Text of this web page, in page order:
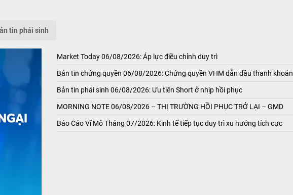
tin phái sinh
Market Today 06/08/2026: Áp lực điều chỉnh duy trì
Bản tin chứng quyền 06/08/2026: Chứng quyền VHM dẫn đầu thanh khoản
Bản tin phái sinh 06/08/2026: Ưu tiên Short ở nhịp hồi phục
MORNING NOTE 06/08/2026 – THỊ TRƯỜNG HỒI PHỤC TRỞ LẠI – GMD
Báo Cáo Vĩ Mô Tháng 07/2026: Kinh tế tiếp tục duy trì xu hướng tích cực